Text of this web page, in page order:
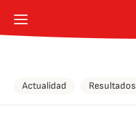
Actualidad Resultados